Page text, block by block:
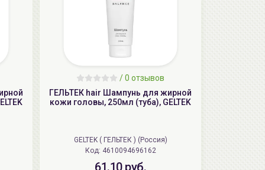
/0 отзывов
ГЕЛЬТЕК hair Шампунь для жирной
кожи головы, 250мл (туба), GELTEK
GELTEK ( ГЕЛЬТЕК ) (Россия)
Код: 4610094696162
61.10 руб.